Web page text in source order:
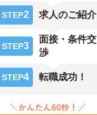
STEP2 求人のご紹介
STEP3
面接・条件交
渉
STEP4 転職成功！